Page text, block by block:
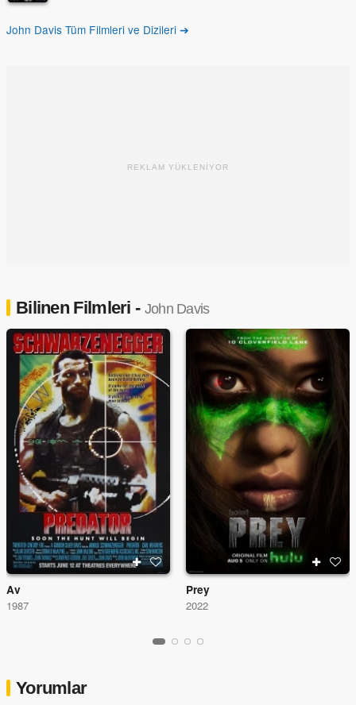
John Davis Tüm Filmleri ve Dizileri ➔
REKLAM YÜKLENİYOR
Bilinen Filmleri - John Davis
Av
1987
Prey
2022
Yorumlar